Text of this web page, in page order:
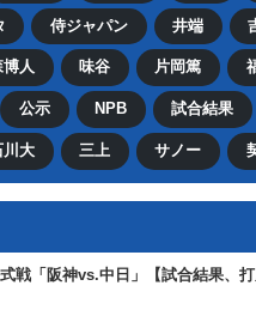
侍ジャパン 井端
博人 味谷 片岡篤
公示 NPB 試合結果
川大 三上 サノー
戦「阪神vs.中日」【試合結果、